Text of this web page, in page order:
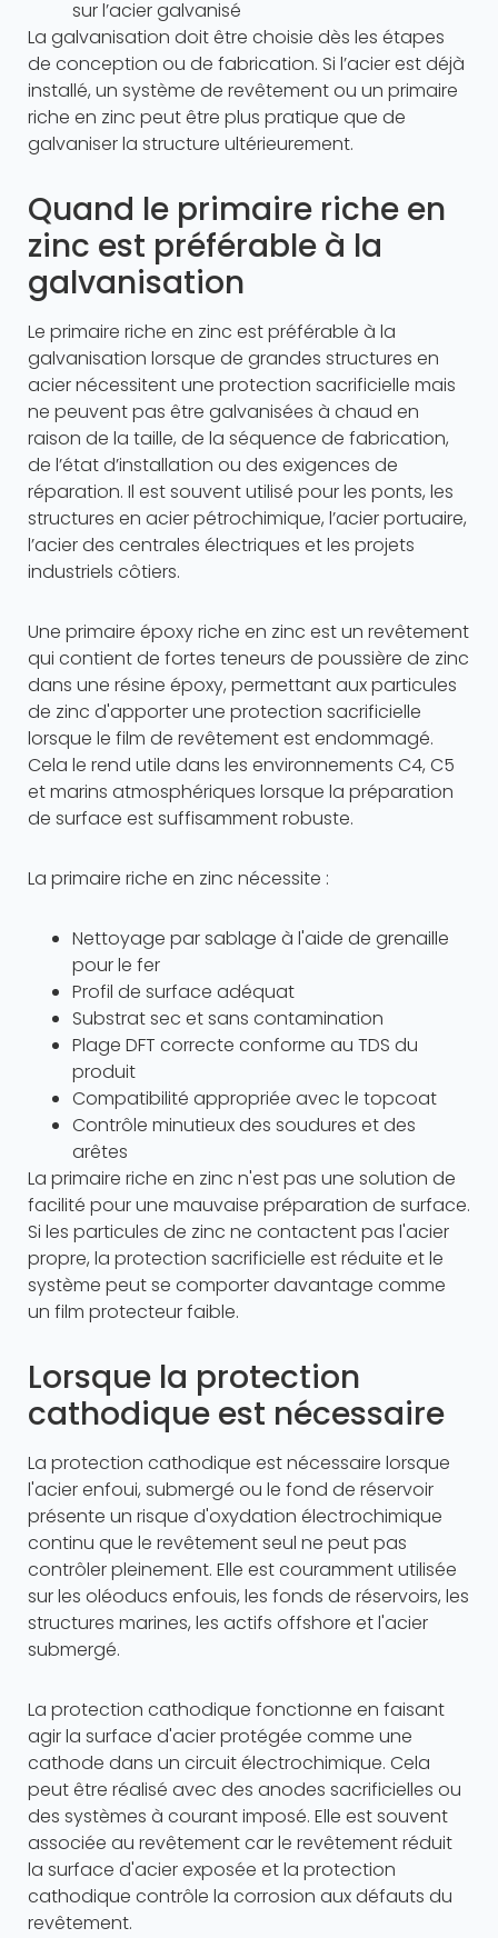
sur l’acier galvanisé
La galvanisation doit être choisie dès les étapes
de conception ou de fabrication. Si l’acier est déjà
installé, un système de revêtement ou un primaire
riche en zinc peut être plus pratique que de
galvaniser la structure ultérieurement.
Quand le primaire riche en
zinc est préférable à la
galvanisation
Le primaire riche en zinc est préférable à la
galvanisation lorsque de grandes structures en
acier nécessitent une protection sacrificielle mais
ne peuvent pas être galvanisées à chaud en
raison de la taille, de la séquence de fabrication,
de l’état d’installation ou des exigences de
réparation. Il est souvent utilisé pour les ponts, les
structures en acier pétrochimique, l’acier portuaire,
l’acier des centrales électriques et les projets
industriels côtiers.
Une primaire époxy riche en zinc est un revêtement
qui contient de fortes teneurs de poussière de zinc
dans une résine époxy, permettant aux particules
de zinc d'apporter une protection sacrificielle
lorsque le film de revêtement est endommagé.
Cela le rend utile dans les environnements C4, C5
et marins atmosphériques lorsque la préparation
de surface est suffisamment robuste.
La primaire riche en zinc nécessite :
Nettoyage par sablage à l'aide de grenaille
pour le fer
Profil de surface adéquat
Substrat sec et sans contamination
Plage DFT correcte conforme au TDS du
produit
Compatibilité appropriée avec le topcoat
Contrôle minutieux des soudures et des
arêtes
La primaire riche en zinc n'est pas une solution de
facilité pour une mauvaise préparation de surface.
Si les particules de zinc ne contactent pas l'acier
propre, la protection sacrificielle est réduite et le
système peut se comporter davantage comme
un film protecteur faible.
Lorsque la protection
cathodique est nécessaire
La protection cathodique est nécessaire lorsque
l'acier enfoui, submergé ou le fond de réservoir
présente un risque d'oxydation électrochimique
continu que le revêtement seul ne peut pas
contrôler pleinement. Elle est couramment utilisée
sur les oléoducs enfouis, les fonds de réservoirs, les
structures marines, les actifs offshore et l'acier
submergé.
La protection cathodique fonctionne en faisant
agir la surface d'acier protégée comme une
cathode dans un circuit électrochimique. Cela
peut être réalisé avec des anodes sacrificielles ou
des systèmes à courant imposé. Elle est souvent
associée au revêtement car le revêtement réduit
la surface d'acier exposée et la protection
cathodique contrôle la corrosion aux défauts du
revêtement.